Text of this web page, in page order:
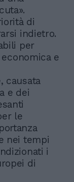
di
indietro.
per
e
causata
e dei
le
nei tempi
i
di